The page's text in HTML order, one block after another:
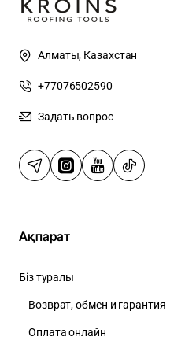
Алматы, Казахстан
+77076502590
Задать вопрос
Ақпарат
Біз туралы
Возврат, обмен и гарантия
Оплата онлайн